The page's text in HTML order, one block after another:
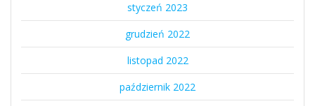
styczeń 2023
grudzień 2022
listopad 2022
październik 2022